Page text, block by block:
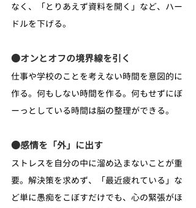
なく、「とりあえず資料を開く」など、ハー
ドルを下げる。
●オンとオフの境界線を引く
仕事や学校のことを考えない時間を意図的に
作る。何もしない時間を作る。何もせずにぼ
ーっとしている時間は脳の整理ができる。
●感情を「外」に出す
ストレスを自分の中に溜め込まないことが重
要。解決策を求めず、「最近疲れている」な
ど単に愚痴をこぼすだけでも、心の緊張がほ